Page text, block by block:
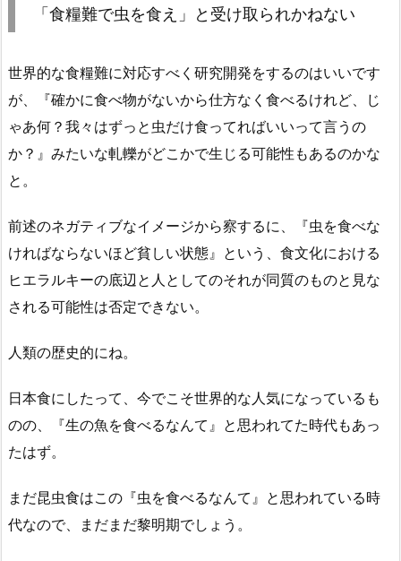
「食糧難で虫を食え」と受け取られかねない
世界的な食糧難に対応すべく研究開発をするのはいいです
が、『確かに食べ物がないから仕方なく食べるけれど、じ
ゃあ何？我々はずっと虫だけ食ってればいいって言うの
か？』みたいな軋轢がどこかで生じる可能性もあるのかな
と。
前述のネガティブなイメージから察するに、『虫を食べな
ければならないほど貧しい状態』という、食文化における
ヒエラルキーの底辺と人としてのそれが同質のものと見な
される可能性は否定できない。
人類の歴史的にね。
日本食にしたって、今でこそ世界的な人気になっているも
のの、『生の魚を食べるなんて』と思われてた時代もあっ
たはず。
まだ昆虫食はこの『虫を食べるなんて』と思われている時
代なので、まだまだ黎明期でしょう。